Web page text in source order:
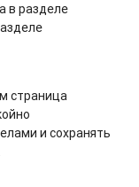
в разделе
страница
и сохранять